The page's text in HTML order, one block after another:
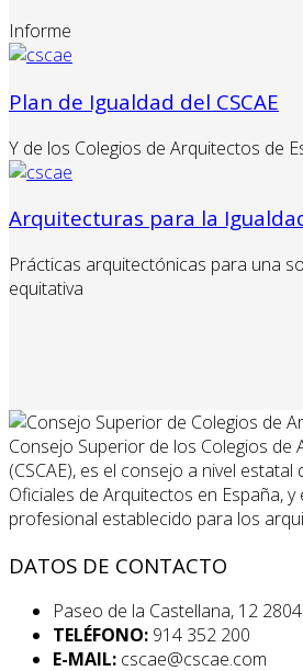
Informe
Plan de Igualdad del CSCAE
Y de los Colegios de Arquitectos de
Arquitecturas para la
Prácticas arquitectónicas para una
equitativa
Consejo Superior de los Colegios de
(CSCAE), es el consejo a nivel estatal
Oficiales de Arquitectos en España, y
profesional establecido para los
DATOS DE CONTACTO
Paseo de la Castellana, 12
TELÉFONO: 914 352 200
E-MAIL: cscae@cscae.com